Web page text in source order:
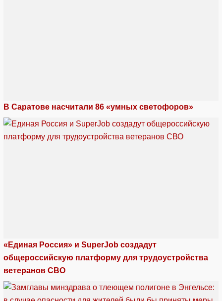
В Саратове насчитали 86 «умных светофоров»
«Единая Россия» и SuperJob создадут
общероссийскую платформу для трудоустройства
ветеранов СВО